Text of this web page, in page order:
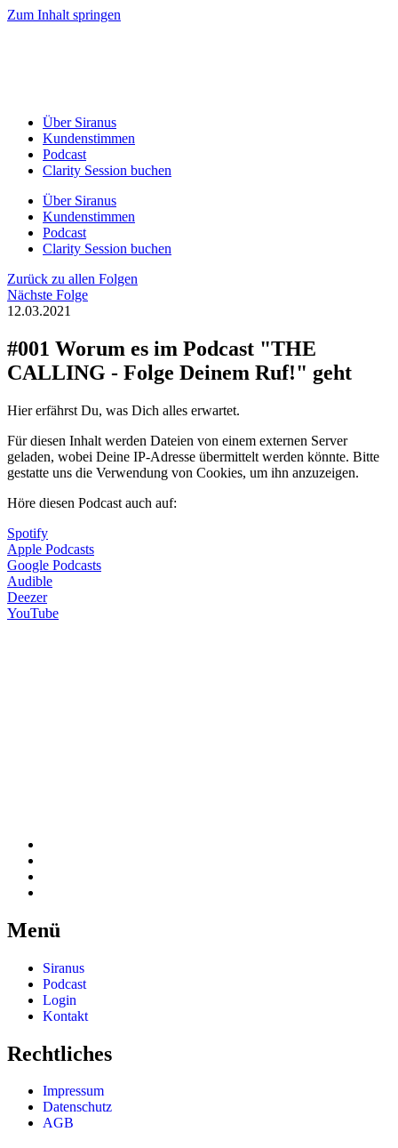
Zum Inhalt springen
Über Siranus
Kundenstimmen
Podcast
Clarity Session buchen
Über Siranus
Kundenstimmen
Podcast
Clarity Session buchen
Zurück zu allen Folgen
Nächste Folge
12.03.2021
#001 Worum es im Podcast "THE
CALLING - Folge Deinem Ruf!" geht
Hier erfährst Du, was Dich alles erwartet.
Für diesen Inhalt werden Dateien von einem externen Server
geladen, wobei Deine IP-Adresse übermittelt werden könnte. Bitte
gestatte uns die Verwendung von Cookies, um ihn anzuzeigen.
Höre diesen Podcast auch auf:
Spotify
Apple Podcasts
Google Podcasts
Audible
Deezer
YouTube
Menü
Siranus
Podcast
Login
Kontakt
Rechtliches
Impressum
Datenschutz
AGB